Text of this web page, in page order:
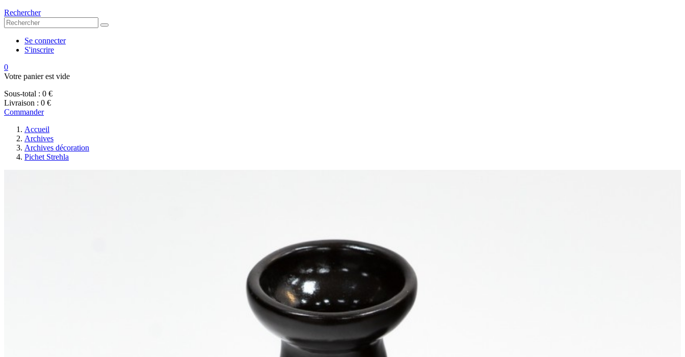
Rechercher
Se connecter
S'inscrire
0
Votre panier est vide
Sous-total : 0 €
Livraison : 0 €
Commander
Accueil
Archives
Archives décoration
Pichet Strehla